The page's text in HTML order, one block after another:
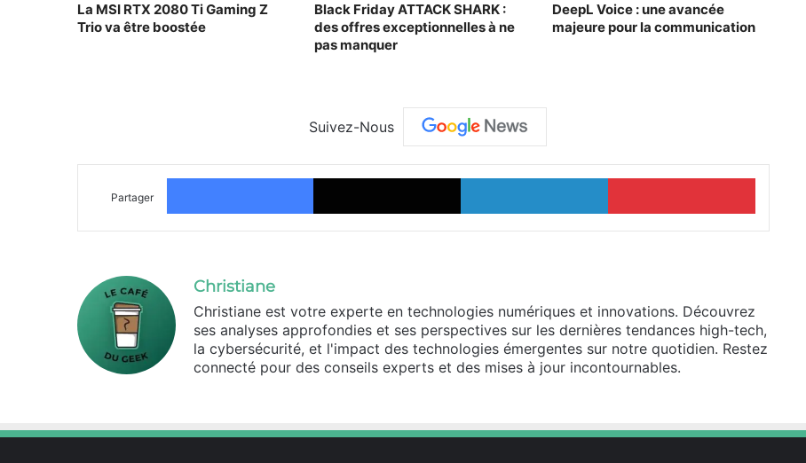
La MSI RTX 2080 Ti Gaming Z
Trio va être boostée
Black Friday ATTACK SHARK :
des offres exceptionnelles à ne
pas manquer
DeepL Voice : une avancée
majeure pour la communication
Suivez-Nous
Partager
Facebook X Linkedin Pinterest
Christiane
Christiane est votre experte en technologies numériques et innovations. Découvrez
ses analyses approfondies et ses perspectives sur les dernières tendances high-tech,
la cybersécurité, et l'impact des technologies émergentes sur notre quotidien. Restez
connecté pour des conseils experts et des mises à jour incontournables.